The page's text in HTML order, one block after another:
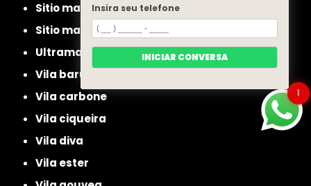
sitio manda aqui
sitio mandaqui
ultramarino
vila baruel
vila carbone
vila ciqueira
vila diva
vila ester
1
Insira seu telefone
INICIAR CONVERSA